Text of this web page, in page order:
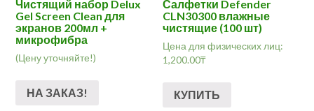
Чистящий набор Delux
Gel Screen Clean для
экранов 200мл +
микрофибра
(Цену уточняйте!)
НА ЗАКАЗ!
Салфетки Defender
CLN30300 влажные
чистящие (100 шт)
Цена для физических лиц:
1,200.00₸
КУПИТЬ